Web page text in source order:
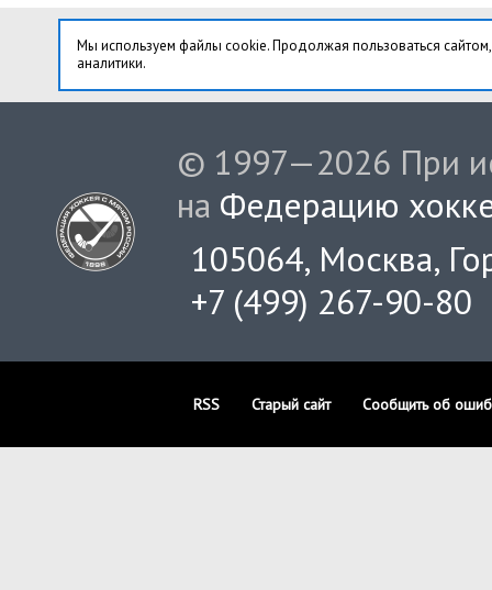
Мы используем файлы cookie. Продолжая пользоваться
аналитики.
© 1997—2026 При
на Федерацию
105064, Москва,
+7 (499) 267-90-80
RSS Старый сайт Сообщить об